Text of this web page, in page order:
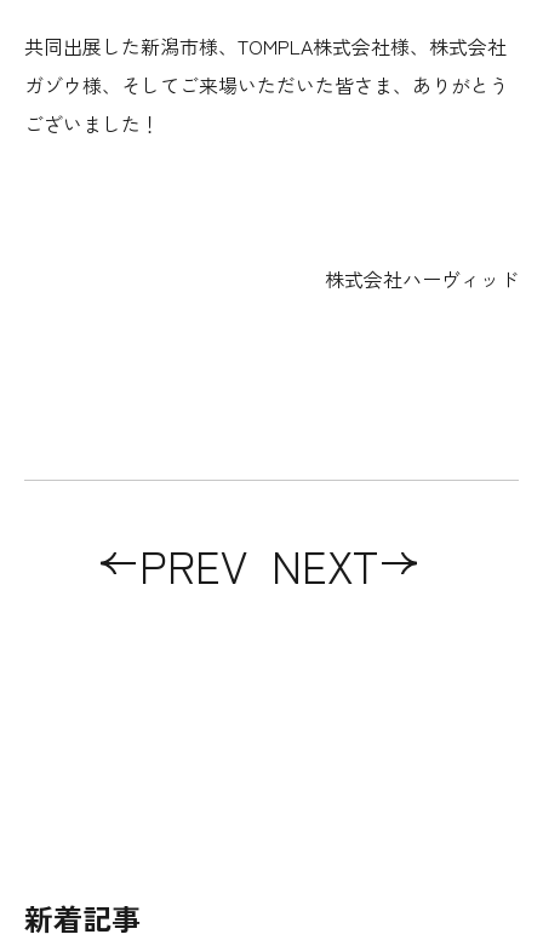
共同出展した新潟市様、 TOMPLA株式会社様、 株式会社
ガゾウ様、そしてご来場いただいた皆さま、ありがとう
ございました！
株式会社ハーヴィッド
PREV NEXT
新着記事